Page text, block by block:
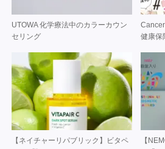
UTOWA 化学療法中のカラーカウン
セリング
健康
【ネイチャーリパブリック】ビタペ
【